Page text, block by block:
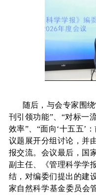
随后，与会专家围
刊引领功能”、“对标一
效率”、“面向‘十五五’
议题展开分组讨论，并
报交流。会议最后，国
副主任、《管理科学学
结，对编委们提出的建
家自然科学基金委员会